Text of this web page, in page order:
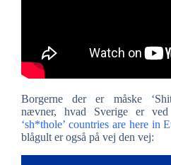
Borgerne der er måske
nævner, hvad Sverige er
‘sh*thole’ countries are here in
blågult er også på vej den vej: